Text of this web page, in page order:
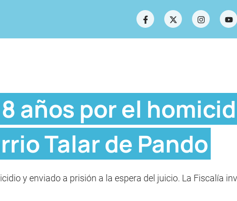
años por el
Talar de Pando
y enviado a prisión a la espera del juicio. La Fiscalía